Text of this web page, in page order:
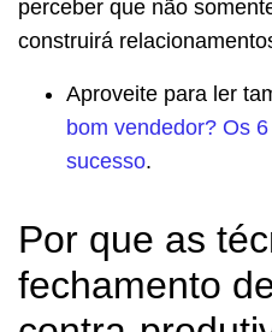
perceber que não
construirá
Aproveite para ler
bom vendedor? Os
sucesso.
Por que as
fechamento